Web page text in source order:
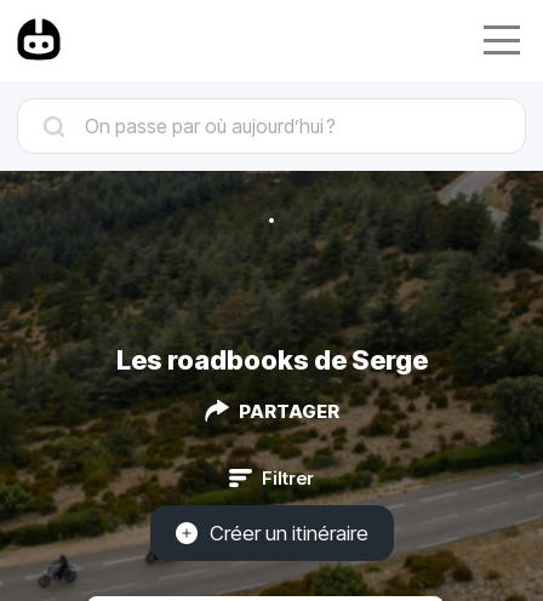
Les roadbooks de Serge
PARTAGER
Filtrer
Créer un itinéraire